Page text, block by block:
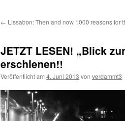
← Lissabon: Then and now 1000 reasons for
JETZT LESEN! „Blick
erschienen!!
Veröffentlicht am 4. Juni 2013 von verdammt3